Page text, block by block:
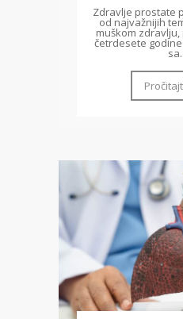
Zdravlje prostate
od najvažnijih
muškom
četrdesete